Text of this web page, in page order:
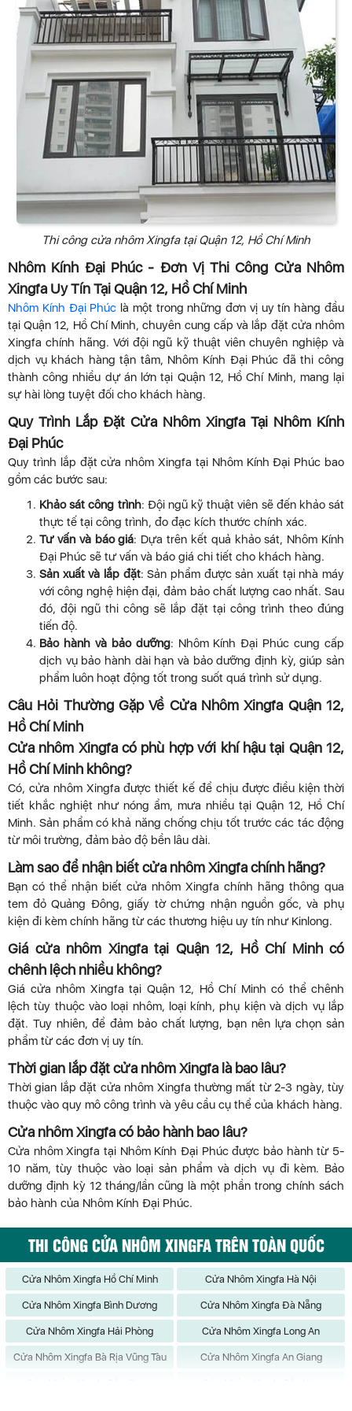
Thi công cửa nhôm Xingfa tại Quận 12, Hồ Chí Minh
Nhôm Kính Đại Phúc - Đơn Vị Thi Công Cửa Nhôm
Xingfa Uy Tín Tại Quận 12, Hồ Chí Minh
Nhôm Kính Đại Phúc là một trong những đơn vị uy tín hàng đầu
tại Quận 12, Hồ Chí Minh, chuyên cung cấp và lắp đặt cửa nhôm
Xingfa chính hãng. Với đội ngũ kỹ thuật viên chuyên nghiệp và
dịch vụ khách hàng tận tâm, Nhôm Kính Đại Phúc đã thi công
thành công nhiều dự án lớn tại Quận 12, Hồ Chí Minh, mang lại
sự hài lòng tuyệt đối cho khách hàng.
Quy Trình Lắp Đặt Cửa Nhôm Xingfa Tại Nhôm Kính
Đại Phúc
Quy trình lắp đặt cửa nhôm Xingfa tại Nhôm Kính Đại Phúc bao
gồm các bước sau:
Khảo sát công trình: Đội ngũ kỹ thuật viên sẽ đến khảo sát
thực tế tại công trình, đo đạc kích thước chính xác.
Tư vấn và báo giá: Dựa trên kết quả khảo sát, Nhôm Kính
Đại Phúc sẽ tư vấn và báo giá chi tiết cho khách hàng.
Sản xuất và lắp đặt: Sản phẩm được sản xuất tại nhà máy
với công nghệ hiện đại, đảm bảo chất lượng cao nhất. Sau
đó, đội ngũ thi công sẽ lắp đặt tại công trình theo đúng
tiến độ.
Bảo hành và bảo dưỡng: Nhôm Kính Đại Phúc cung cấp
dịch vụ bảo hành dài hạn và bảo dưỡng định kỳ, giúp sản
phẩm luôn hoạt động tốt trong suốt quá trình sử dụng.
Câu Hỏi Thường Gặp Về Cửa Nhôm Xingfa Quận 12,
Hồ Chí Minh
Cửa nhôm Xingfa có phù hợp với khí hậu tại Quận 12,
Hồ Chí Minh không?
Có, cửa nhôm Xingfa được thiết kế để chịu được điều kiện thời
tiết khắc nghiệt như nóng ẩm, mưa nhiều tại Quận 12, Hồ Chí
Minh. Sản phẩm có khả năng chống chịu tốt trước các tác động
từ môi trường, đảm bảo độ bền lâu dài.
Làm sao để nhận biết cửa nhôm Xingfa chính hãng?
Bạn có thể nhận biết cửa nhôm Xingfa chính hãng thông qua
tem đỏ Quảng Đông, giấy tờ chứng nhận nguồn gốc, và phụ
kiện đi kèm chính hãng từ các thương hiệu uy tín như Kinlong.
Giá cửa nhôm Xingfa tại Quận 12, Hồ Chí Minh có
chênh lệch nhiều không?
Giá cửa nhôm Xingfa tại Quận 12, Hồ Chí Minh có thể chênh
lệch tùy thuộc vào loại nhôm, loại kính, phụ kiện và dịch vụ lắp
đặt. Tuy nhiên, để đảm bảo chất lượng, bạn nên lựa chọn sản
phẩm từ các đơn vị uy tín.
Thời gian lắp đặt cửa nhôm Xingfa là bao lâu?
Thời gian lắp đặt cửa nhôm Xingfa thường mất từ 2-3 ngày, tùy
thuộc vào quy mô công trình và yêu cầu cụ thể của khách hàng.
Cửa nhôm Xingfa có bảo hành bao lâu?
Cửa nhôm Xingfa tại Nhôm Kính Đại Phúc được bảo hành từ 5-
10 năm, tùy thuộc vào loại sản phẩm và dịch vụ đi kèm. Bảo
dưỡng định kỳ 12 tháng/lần cũng là một phần trong chính sách
bảo hành của Nhôm Kính Đại Phúc.
THI CÔNG CỬA NHÔM XINGFA TRÊN TOÀN QUỐC
Cửa Nhôm Xingfa Hồ Chí Minh Cửa Nhôm Xingfa Hà Nội
Cửa Nhôm Xingfa Bình Dương Cửa Nhôm Xingfa Đà Nẵng
Cửa Nhôm Xingfa Hải Phòng Cửa Nhôm Xingfa Long An
Cửa Nhôm Xingfa Bà Rịa Vũng Tàu Cửa Nhôm Xingfa An Giang